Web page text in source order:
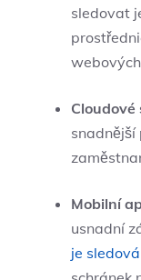
sledovat
Cloudové
snadnější
Mobilní
usnadní
je